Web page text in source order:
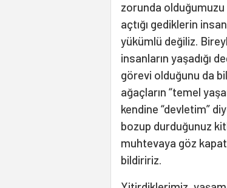
zorunda
açtığı gediklerin
yükümlü değiliz.
insanların yaşadığı
görevi olduğunu da
ağaçların “temel
kendine “devletim”
bozup durduğunuz
muhtevaya göz
bildiririz.